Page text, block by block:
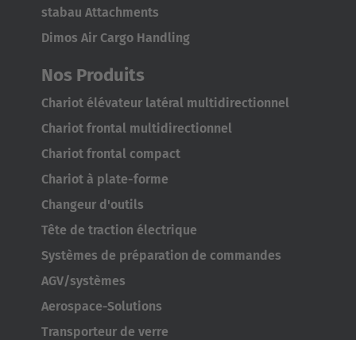
stabau Attachments
Dimos Air Cargo Handling
Nos Produits
Chariot élévateur latéral multidirectionnel
Chariot frontal multidirectionnel
Chariot frontal compact
Chariot à plate-forme
Changeur d'outils
Tête de traction électrique
Systèmes de préparation de commandes
AGV/systèmes
Aerospace-Solutions
Transporteur de verre